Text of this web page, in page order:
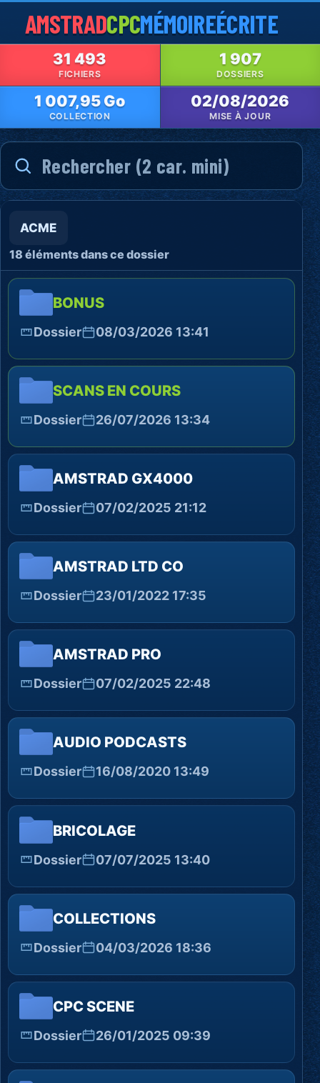
AMSTRADCPCMÉMOIREÉCRITE
31 493
FICHIERS
1 907
DOSSIERS
1 007,95 Go
COLLECTION
02/08/2026
MISE À JOUR
ACME
18 éléments dans ce dossier
BONUS
Dossier 08/03/2026 13:41
SCANS EN COURS
Dossier 26/07/2026 13:34
AMSTRAD GX4000
Dossier 07/02/2025 21:12
AMSTRAD LTD CO
Dossier 23/01/2022 17:35
AMSTRAD PRO
Dossier 07/02/2025 22:48
AUDIO PODCASTS
Dossier 16/08/2020 13:49
BRICOLAGE
Dossier 07/07/2025 13:40
COLLECTIONS
Dossier 04/03/2026 18:36
CPC SCENE
Dossier 26/01/2025 09:39